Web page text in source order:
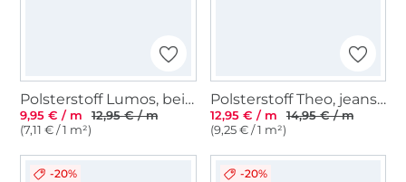
Polsterstoff Lumos, beige
9,95 € / m
12,95 € / m
(7,11 € / 1 m²)
Polsterstoff Theo, jeansblau
12,95 € / m
14,95 € / m
(9,25 € / 1 m²)
-20% -20%